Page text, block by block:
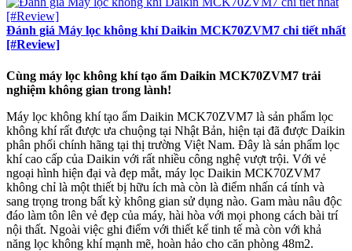
Đánh giá Máy lọc không khí Daikin MCK70ZVM7 chi tiết nhất
[#Review]
Cùng máy lọc không khí tạo ẩm Daikin MCK70ZVM7 trải
nghiệm không gian trong lành!
Máy lọc không khí tạo ẩm Daikin MCK70ZVM7 là sản phẩm lọc
không khí rất được ưa chuộng tại Nhật Bản, hiện tại đã được Daikin
phân phối chính hãng tại thị trường Việt Nam. Đây là sản phẩm lọc
khí cao cấp của Daikin với rất nhiều công nghệ vượt trội. Với vẻ
ngoại hình hiện đại và đẹp mắt, máy lọc Daikin MCK70ZVM7
không chỉ là một thiết bị hữu ích mà còn là điểm nhấn cá tính và
sang trọng trong bất kỳ không gian sử dụng nào. Gam màu nâu độc
đáo làm tôn lên vẻ đẹp của máy, hài hòa với mọi phong cách bài trí
nội thất. Ngoài việc ghi điểm với thiết kế tinh tế mà còn với khả
năng lọc không khí mạnh mẽ, hoàn hảo cho căn phòng 48m2.